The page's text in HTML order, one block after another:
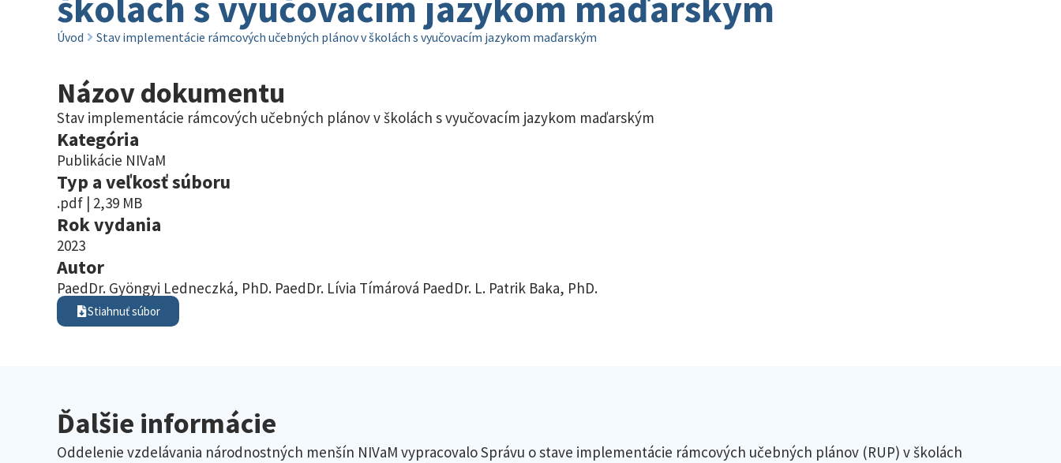
Úvod Stav implementácie rámcových učebných plánov v školách s vyučovacím jazykom maďarským
Názov dokumentu
Stav implementácie rámcových učebných plánov v školách s vyučovacím jazykom maďarským
Kategória
Publikácie NIVaM
Typ a veľkosť súboru
.pdf | 2,39 MB
Rok vydania
2023
Autor
PaedDr. Gyöngyi Ledneczká, PhD. PaedDr. Lívia Tímárová PaedDr. L. Patrik Baka, PhD.
Stiahnuť súbor
Ďalšie informácie
Oddelenie vzdelávania národnostných menšín NIVaM vypracovalo Správu o stave implementácie rámcových učebných plánov (RUP) v školách